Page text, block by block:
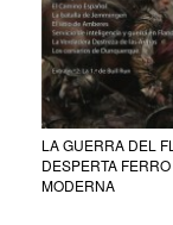
LA GUERRA DEL
DESPERTA
MODERNA